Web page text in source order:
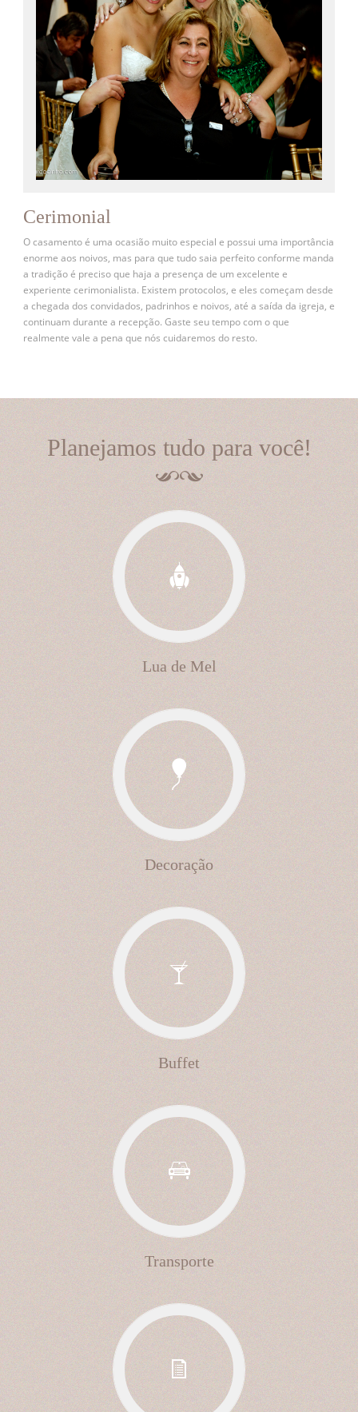
Cerimonial
O casamento é uma ocasião muito especial e possui uma importância
enorme aos noivos, mas para que tudo saia perfeito conforme manda
a tradição é preciso que haja a presença de um excelente e
experiente cerimonialista. Existem protocolos, e eles começam desde
a chegada dos convidados, padrinhos e noivos, até a saída da igreja, e
continuam durante a recepção. Gaste seu tempo com o que
realmente vale a pena que nós cuidaremos do resto.
Planejamos tudo para você!
Lua de Mel
Decoração
Buffet
Transporte